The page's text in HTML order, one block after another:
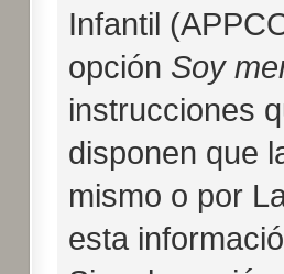
Infantil
opción Soy
instrucciones
disponen que
mismo o por
esta